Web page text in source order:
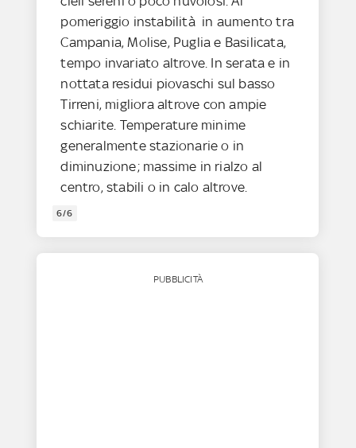
pomeriggio instabilità in aumento tra
Campania, Molise, Puglia e Basilicata,
tempo invariato altrove. In serata e in
nottata residui piovaschi sul basso
Tirreni, migliora altrove con ampie
schiarite. Temperature minime
generalmente stazionarie o in
diminuzione; massime in rialzo al
centro, stabili o in calo altrove.
6/6
PUBBLICITÀ